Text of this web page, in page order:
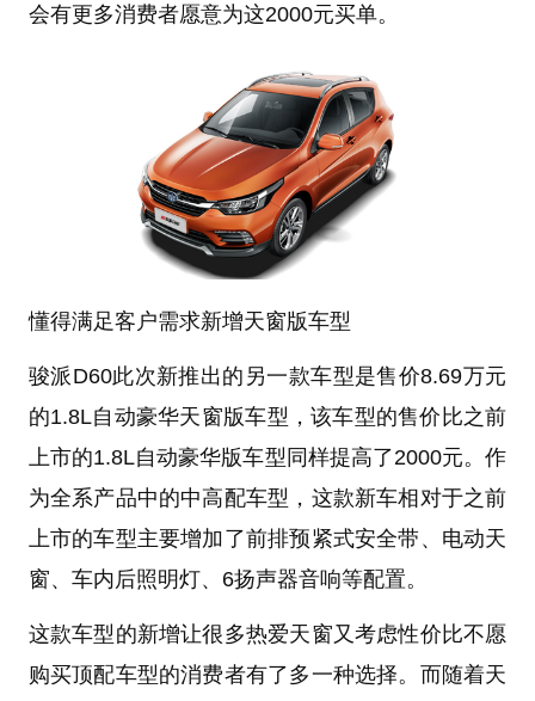
会有更多消费者愿意为这2000元买单。
懂得满足客户需求新增天窗版车型
骏派D60此次新推出的另一款车型是售价8.69万元
的1.8L自动豪华天窗版车型，该车型的售价比之前
上市的1.8L自动豪华版车型同样提高了2000元。作
为全系产品中的中高配车型，这款新车相对于之前
上市的车型主要增加了前排预紧式安全带、电动天
窗、车内后照明灯、6扬声器音响等配置。
这款车型的新增让很多热爱天窗又考虑性价比不愿
购买顶配车型的消费者有了多一种选择。而随着天